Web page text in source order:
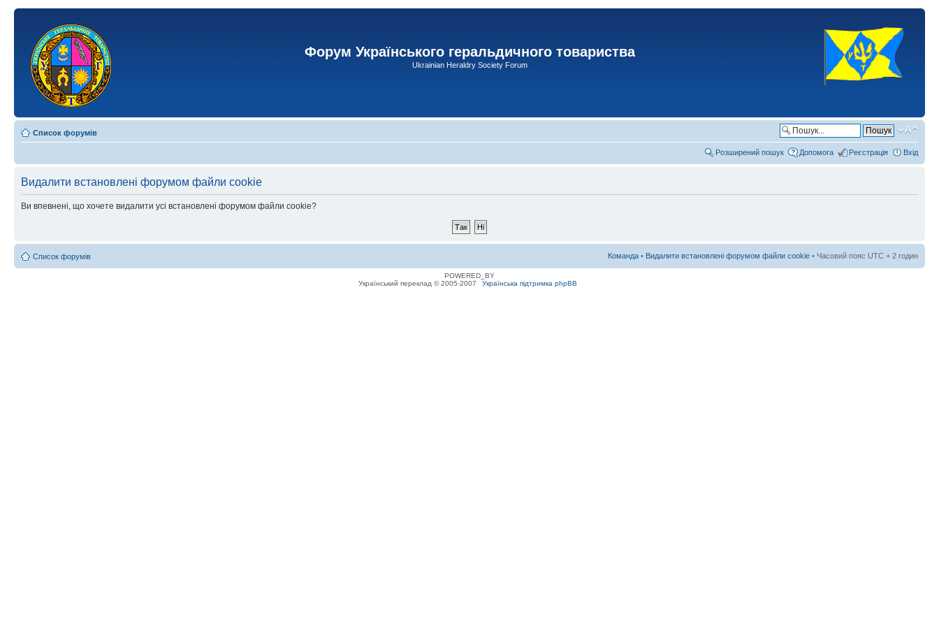
Форум Українського геральдичного товариства
Ukrainian Heraldry Society Forum
Список форумів
Розширений пошук Допомога Реєстрація Вхід
Видалити встановлені форумом файли cookie
Ви впевнені, що хочете видалити усі встановлені форумом файли cookie?
Список форумів Команда • Видалити встановлені форумом файли cookie • Часовий пояс UTC + 2 годин
POWERED_BY
Український переклад © 2005-2007
Українська підтримка phpBB